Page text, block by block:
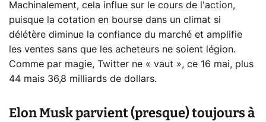
Machinalement, cela influe sur le cours de l'action,
puisque la cotation en bourse dans un climat si
délétère diminue la confiance du marché et amplifie
les ventes sans que les acheteurs ne soient légion.
Comme par magie, Twitter ne « vaut », ce 16 mai, plus
44 mais 36,8 milliards de dollars.
Elon Musk parvient (presque) toujours à